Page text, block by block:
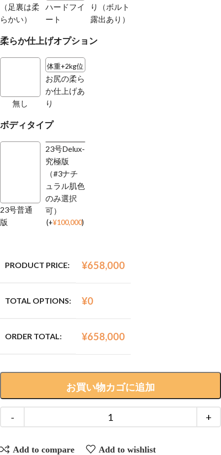
（足裏は柔
らかい）
ハードフイ
ート
り（ボルト
露出あり）
柔らか仕上げオプション
無し
体重+2kg位
お尻の柔ら
か仕上げあ
り
ボディタイプ
23号普通
版
23号Delux-
究極版
（#3ナチ
ュラル肌色
のみ選択
可）
(+¥100,000)
PRODUCT PRICE: ¥658,000
TOTAL OPTIONS: ¥0
ORDER TOTAL: ¥658,000
お買い物カゴに追加
Add to compare Add to wishlist